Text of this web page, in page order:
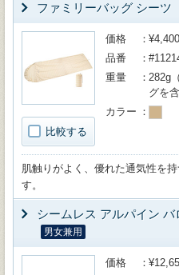
ファミリーバッグ シーツ
比較する
価格
品番
重量
282g
グを
カラー
肌触りがよく、優れた通気性を
す。
シームレス アルパイン
男女兼用
価格